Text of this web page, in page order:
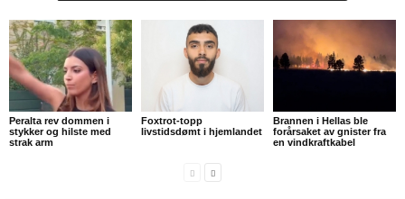
Peralta rev dommen i
stykker og hilste med
strak arm
Foxtrot-topp
livstidsdømt i hjemlandet
Brannen i Hellas ble
forårsaket av gnister fra
en vindkraftkabel